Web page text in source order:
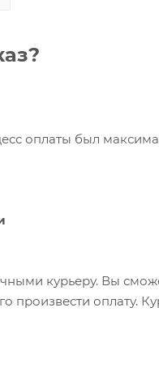
оплаты был
курьеру. Вы
произвести